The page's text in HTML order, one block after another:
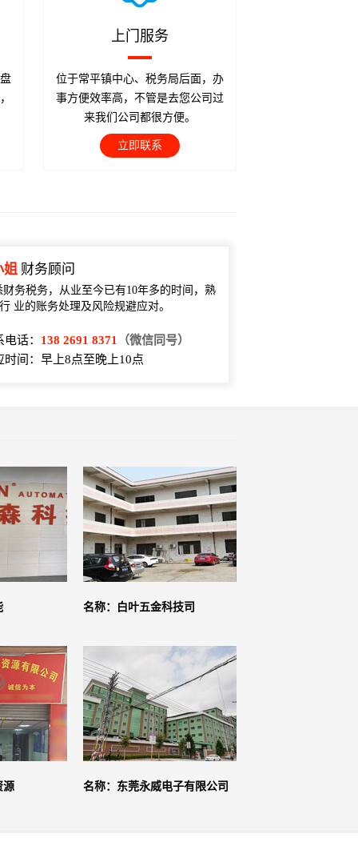
上门服务
位于常平镇中心、税务局后面，办
事方便效率高，不管是去您公司过
来我们公司都很方便。
立即联系
姐 财务顾问
财务税务，从业至今已有10年多的时间，熟
业的账务处理及风险规避应对。
话： 138 2691 8371
（微信同号）
时间：早上8点至晚上10点
名称：白叶五金科技司
源 名称：东莞永威电子有限公司